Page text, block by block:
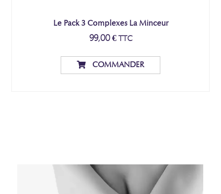
Le Pack 3 Complexes La Minceur
99,00€ TTC
COMMANDER